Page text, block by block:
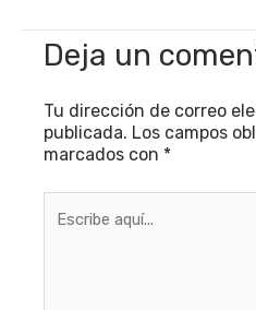
Deja un
Tu dirección de correo
publicada. Los campos
marcados con *
aquí...